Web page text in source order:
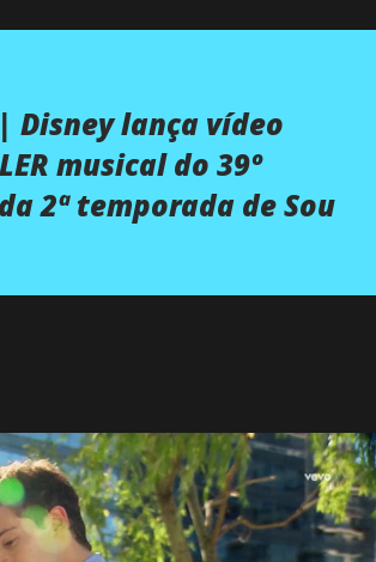
Disney lança vídeo
musical do 39º
2ª temporada de Sou